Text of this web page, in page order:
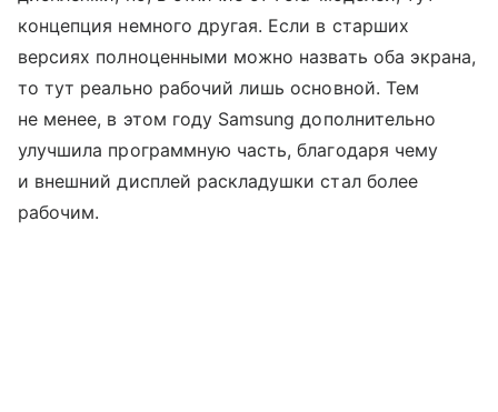
концепция немного другая. Если в старших
версиях полноценными можно назвать оба экрана,
то тут реально рабочий лишь основной. Тем
не менее, в этом году Samsung дополнительно
улучшила программную часть, благодаря чему
и внешний дисплей раскладушки стал более
рабочим.